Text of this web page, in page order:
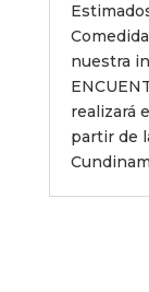
nuestra
realizará
partir de